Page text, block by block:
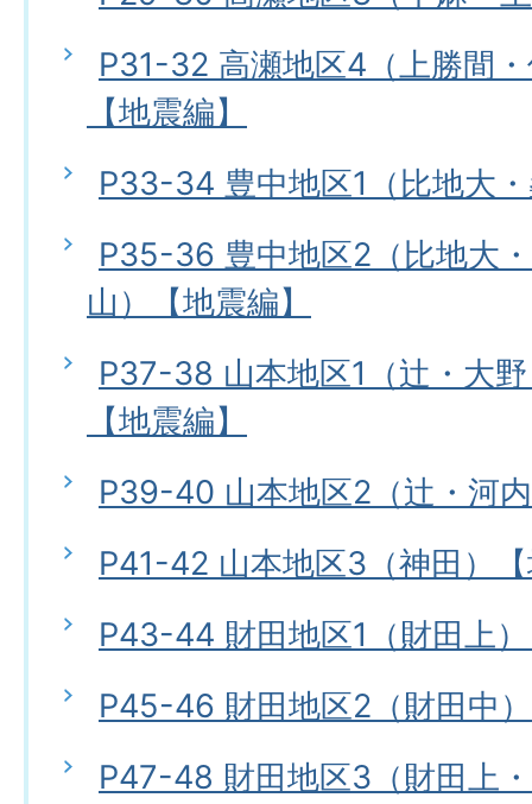
P31-32 高瀬地区4（上勝間
【地震編】
P33-34 豊中地区1（比地大
P35-36 豊中地区2（比地大
山）【地震編】
P37-38 山本地区1（辻・大
【地震編】
P39-40 山本地区2（辻・河
P41-42 山本地区3（神田）
P43-44 財田地区1（財田上
P45-46 財田地区2（財田中
P47-48 財田地区3（財田上